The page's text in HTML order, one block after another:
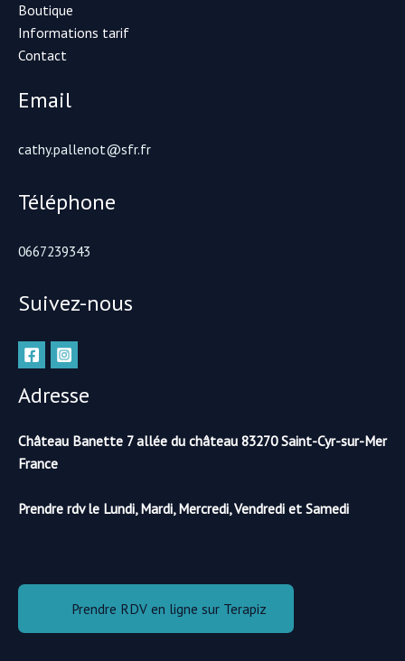
Boutique
Informations tarif
Contact
Email
cathy.pallenot@sfr.fr
Téléphone
0667239343
Suivez-nous
Adresse
Château Banette 7 allée du château 83270 Saint-Cyr-sur-Mer
France
Prendre rdv le Lundi, Mardi, Mercredi, Vendredi et Samedi
Prendre RDV en ligne sur Terapiz